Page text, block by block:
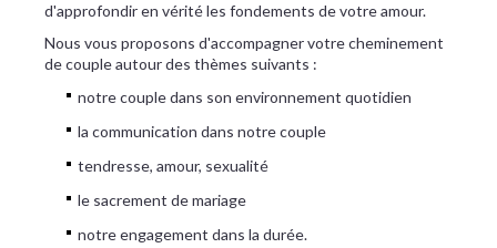
d'approfondir en vérité les fondements de votre amour.
Nous vous proposons d'accompagner votre cheminement
de couple autour des thèmes suivants :​
notre couple dans son environnement quotidien
la communication dans notre couple
tendresse, amour, sexualité
le sacrement de mariage
notre engagement dans la durée.